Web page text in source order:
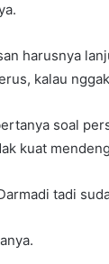
harusnya
kalau
soal
kuat
tadi